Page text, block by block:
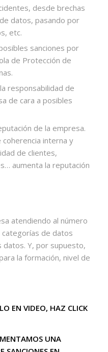
desde brechas
datos, pasando por
etc.
sanciones por
de Protección de
responsabilidad de
de cara a posibles
de la empresa.
interna y
de clientes,
aumenta la reputación
atendiendo al número
de datos
Y, por supuesto,
la formación, nivel de
EN VIDEO, HAZ CLICK
UNA